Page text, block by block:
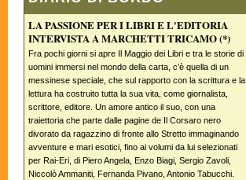
LA PASSIONE PER I LIBRI E L'EDITORIA
INTERVISTA A MARCHETTI TRICAMO (*)
Fra pochi giorni si apre Il Maggio dei Libri e tra le storie di
uomini immersi nel mondo della carta, c’è quella di un
messinese speciale, che sul rapporto con la scrittura e la
lettura ha costruito tutta la sua vita, come giornalista,
scrittore, editore. Un amore antico il suo, con una
traiettoria che parte dalle pagine de Il Corsaro nero
divorato da ragazzino di fronte allo Stretto immaginando
avventure e mari esotici, fino ai volumi da lui selezionati
per Rai-Eri, di Piero Angela, Enzo Biagi, Sergio Zavoli,
Niccolò Ammaniti, Fernanda Pivano, Antonio Tabucchi.